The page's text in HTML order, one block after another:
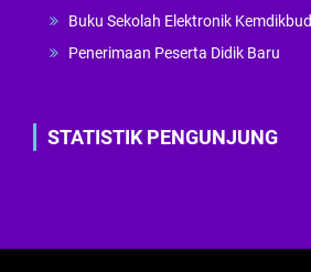
Buku Sekolah Elektronik Kemdikbud
Penerimaan Peserta Didik Baru
STATISTIK PENGUNJUNG